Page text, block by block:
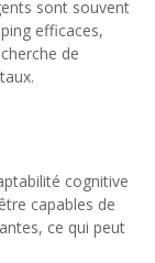
sont souvent
efficaces,
de
cognitive
capables de
ce qui peut